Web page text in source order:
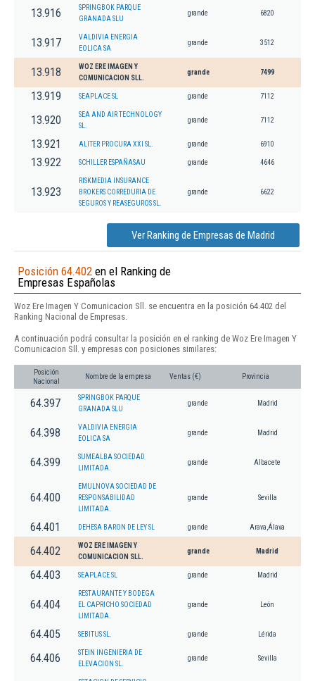
13.916
SPRINGBOK PARQUE
GRANADA SLU
grande 6820
13.917
VALDIVIA ENERGIA
EOLICA SA
grande 3512
13.918
WOZ ERE IMAGEN Y
COMUNICACION SLL.
grande 7499
13.919 SEAPLACE SL grande 7112
13.920
SEA AND AIR TECHNOLOGY
SL.
grande 7112
13.921 ALITER PROCURA XXI SL. grande 6910
13.922 SCHILLER ESPAÑASAU grande 4646
13.923
RISKMEDIA INSURANCE
BROKERS CORREDURIA DE
SEGUROS Y REASEGUROS SL.
grande 6622
Ver Ranking de Empresas de Madrid
Posición 64.402 en el Ranking de
Empresas Españolas
Woz Ere Imagen Y Comunicacion Sll. se encuentra en la posición 64.402 del
Ranking Nacional de Empresas.
A continuación podrá consultar la posición en el ranking de Woz Ere Imagen Y
Comunicacion Sll. y empresas con posiciones similares:
Posición
Nacional
Nombre de la empresa Ventas (€) Provincia
64.397
SPRINGBOK PARQUE
GRANADA SLU
grande Madrid
64.398
VALDIVIA ENERGIA
EOLICA SA
grande Madrid
64.399
SUMEALBA SOCIEDAD
LIMITADA.
grande Albacete
64.400
EMULNOVA SOCIEDAD DE
RESPONSABILIDAD
LIMITADA.
grande Sevilla
64.401 DEHESA BARON DE LEY SL grande Arava,Álava
64.402
WOZ ERE IMAGEN Y
COMUNICACION SLL.
grande Madrid
64.403 SEAPLACE SL grande Madrid
64.404
RESTAURANTE Y BODEGA
EL CAPRICHO SOCIEDAD
LIMITADA.
grande León
64.405 SEBITUS SL. grande Lérida
64.406
STEIN INGENIERIA DE
ELEVACION SL.
grande Sevilla